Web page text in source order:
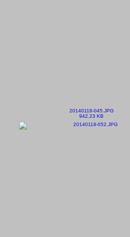
20140118-045.JPG
942.23 KB